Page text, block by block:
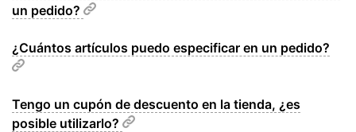
un pedido?
¿Cuántos artículos puedo especificar en un pedido?
Tengo un cupón de descuento en la tienda, ¿es
posible utilizarlo?